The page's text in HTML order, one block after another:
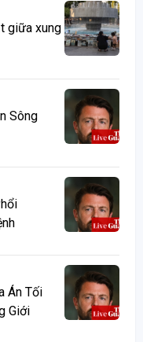
giữa xung
Sông
Án Tối
Giới